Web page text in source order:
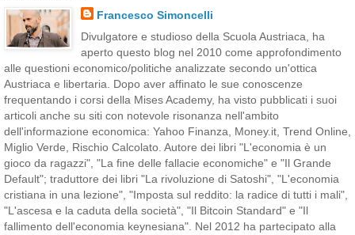
Francesco Simoncelli
Divulgatore e studioso della Scuola Austriaca, ha
aperto questo blog nel 2010 come approfondimento
alle questioni economico/politiche analizzate secondo un'ottica
Austriaca e libertaria. Dopo aver affinato le sue conoscenze
frequentando i corsi della Mises Academy, ha visto pubblicati i suoi
articoli anche su siti con notevole risonanza nell'ambito
dell'informazione economica: Yahoo Finanza, Money.it, Trend Online,
Miglio Verde, Rischio Calcolato. Autore dei libri "L'economia è un
gioco da ragazzi", "La fine delle fallacie economiche" e "Il Grande
Default"; traduttore dei libri "La rivoluzione di Satoshi", "L'economia
cristiana in una lezione", "Imposta sul reddito: la radice di tutti i mali",
"L'ascesa e la caduta della società", "Il Bitcoin Standard" e "Il
fallimento dell'economia keynesiana". Nel 2012 ha partecipato alla